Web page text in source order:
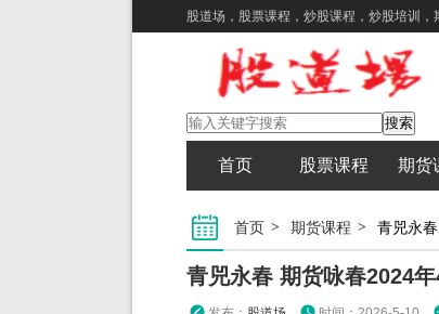
股道场，股票课程，炒股课程，炒股培训
首页 股票课程 期货
首页 期货课程 青兕永
青兕永春 期货咏春2024